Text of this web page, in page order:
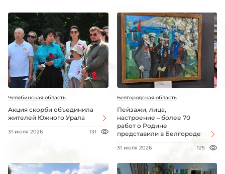
Челябинская область
Акция скорби объединила
жителей Южного Урала
31 июля 2026 131
Белгородская область
Пейзажи, лица,
настроение – более 70
работ о Родине
представили в Белгороде
31 июля 2026 125